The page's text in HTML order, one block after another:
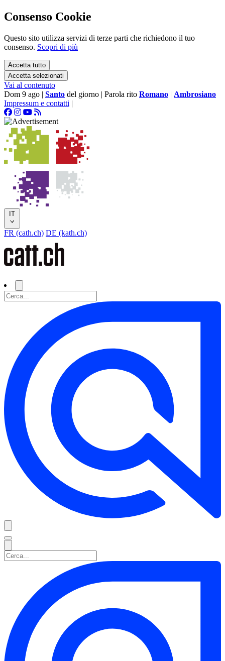
Consenso Cookie
Questo sito utilizza servizi di terze parti che richiedono il tuo
consenso. Scopri di più
Accetta tutto
Accetta selezionati
Vai al contenuto
Dom 9 ago | Santo del giorno | Parola rito Romano | Ambrosiano
Impressum e contatti |
IT
FR (cath.ch) DE (kath.ch)